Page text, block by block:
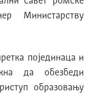
Министарству
појединаца и
да обезбеди
образовању